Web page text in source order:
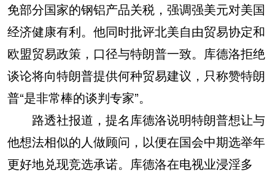
免部分国家的钢铝产品关税，强调强美元对美国
经济健康有利。他同时批评北美自由贸易协定和
欧盟贸易政策，口径与特朗普一致。库德洛拒绝
谈论将向特朗普提供何种贸易建议，只称赞特朗
普“是非常棒的谈判专家”。
路透社报道，提名库德洛说明特朗普想让与
他想法相似的人做顾问，以便在国会中期选举年
更好地兑现竞选承诺。库德洛在电视业浸淫多